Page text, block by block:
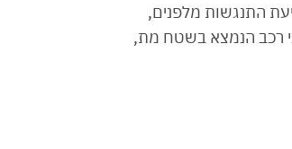
התנגשות מלפנים,
רכב הנמצא בשטח מת,